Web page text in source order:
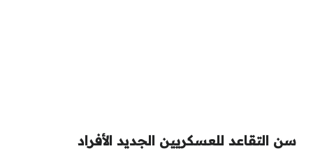
سن التقاعد للعسكريين الجديد الأفراد